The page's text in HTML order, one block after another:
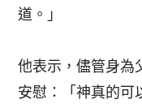
道。」
他表示，儘管身為
安慰：「神真的可